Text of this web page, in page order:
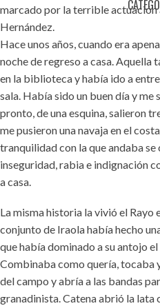
marcado por la terrible
Hernández.
Hace unos años, cuando era
noche de regreso a casa. Aquella
en la biblioteca y había ido a
sala. Había sido un buen día y me
pronto, de una esquina, salieron
me pusieron una navaja en el
tranquilidad con la que andaba
inseguridad, rabia e indignación
a casa.
La misma historia la vivió el Rayo
conjunto de Iraola había hecho
que había dominado a su antojo
Combinaba como quería, tocaba
del campo y abría a las bandas
granadinista. Catena abrió la lata